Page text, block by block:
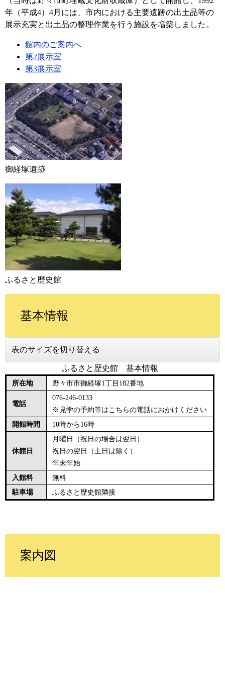
年（平成4）4月には、市内における主要遺跡の出土品等の
展示充実と出土品の整理作業を行う施設を増築しました。
館内のご案内へ
第2展示室
第3展示室
御経塚遺跡
ふるさと歴史館
基本情報
表のサイズを切り替える
ふるさと歴史館 基本情報
所在地 野々市市御経塚1丁目182番地
電話
076-246-0133
※見学の予約等はこちらの電話におかけください
開館時間
10時から16時
休館日
月曜日（祝日の場合は翌日）
祝日の翌日（土日は除く）
年末年始
入館料
無料
駐車場
ふるさと歴史館隣接
案内図